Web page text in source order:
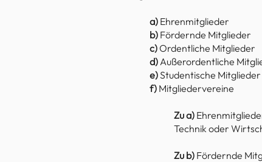
a) Ehrenmitglieder
b) Fördernde Mitglieder
c)Ordentliche Mitglieder
d)Außerordentliche
e)Studentische Mitglieder
f) Mitgliedervereine
Zu a)
Technik oder
Zu b) Fördernde